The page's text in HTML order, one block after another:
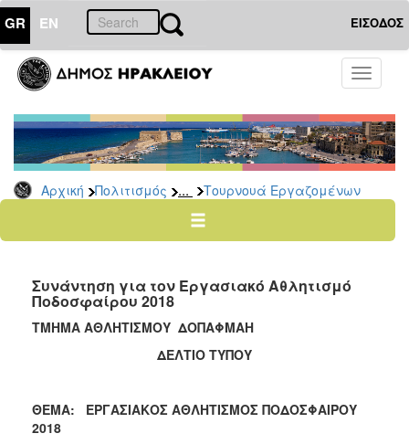
GR EN ΕΙΣΟΔΟΣ
Toggle
Αρχική Πολιτισμός ... Τουρνουά Εργαζομένων
ΠΟΛΙΤΙΣΜΟΣ
Ποδήλατα
ΤΟΠΟΣ
ΔΗΜΟΣ
Συνάντηση για τον Εργασιακό Αθλητισμό
Ποδοσφαίρου 2018
ΤΜΗΜΑ ΑΘΛΗΤΙΣΜΟΥ ΔΟΠΑΦΜΑΗ
ΔΕΛΤΙΟ ΤΥΠΟΥ
ΘΕΜΑ: ΕΡΓΑΣΙΑΚΟΣ ΑΘΛΗΤΙΣΜΟΣ ΠΟΔΟΣΦΑΙΡΟΥ
2018